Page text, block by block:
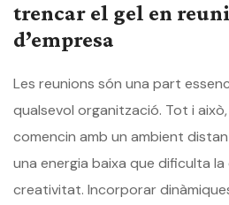
trencar el gel en
d’empresa
Les reunions són una part
qualsevol organització. Tot i
comencin amb un ambient
una energia baixa que dificulta la
creativitat. Incorporar